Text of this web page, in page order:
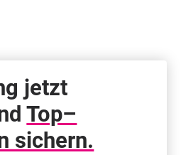
jetzt
Top–
sichern.